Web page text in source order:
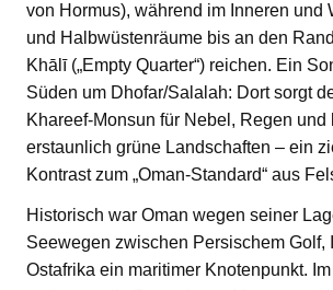
von Hormus), während im Inneren und
und Halbwüstenräume bis an den
Khālī („Empty Quarter“) reichen. Ein
Süden um Dhofar/Salalah: Dort sorgt
Khareef-Monsun für Nebel, Regen und
erstaunlich grüne Landschaften – ein
Kontrast zum „Oman-Standard“ aus
Historisch war Oman wegen seiner
Seewegen zwischen Persischem Golf,
Ostafrika ein maritimer Knotenpunkt.